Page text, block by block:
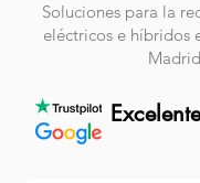
Soluciones para la
eléctricos e híbridos
Excelente